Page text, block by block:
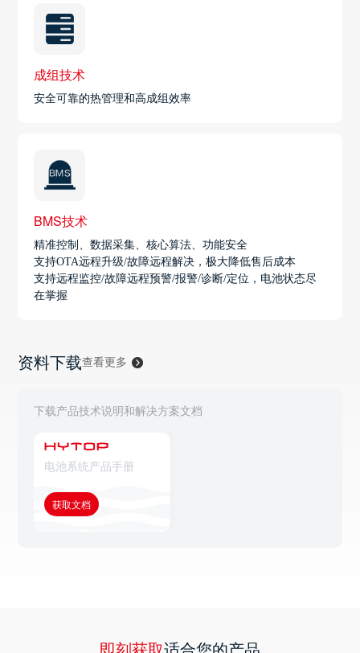
成组技术
安全可靠的热管理和高成组效率
BMS技术
精准控制、数据采集、核心算法、功能安全
支持OTA远程升级/故障远程解决，极大降低售后成本
支持远程监控/故障远程预警/报警/诊断/定位，电池状态尽
在掌握
资料下载查看更多
下载产品技术说明和解决方案文档
电池系统产品手册
获取文档